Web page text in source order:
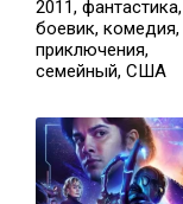
2011, фантастика,
боевик, комедия,
приключения,
семейный, США